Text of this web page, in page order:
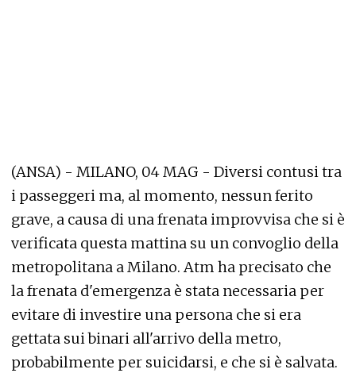
(ANSA) - MILANO, 04 MAG - Diversi contusi tra
i passeggeri ma, al momento, nessun ferito
grave, a causa di una frenata improvvisa che si è
verificata questa mattina su un convoglio della
metropolitana a Milano. Atm ha precisato che
la frenata d'emergenza è stata necessaria per
evitare di investire una persona che si era
gettata sui binari all'arrivo della metro,
probabilmente per suicidarsi, e che si è salvata.